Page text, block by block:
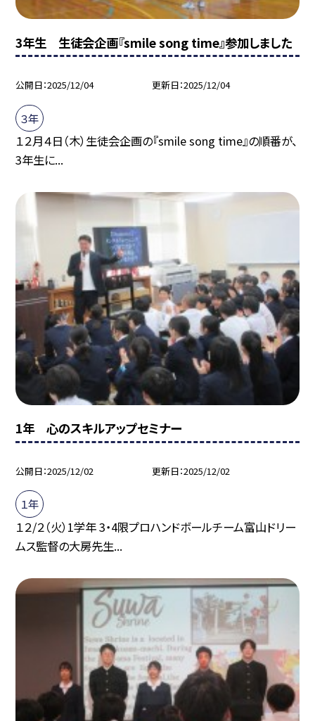
3年生 生徒会企画『smile song time』参加しました
公開日 2025/12/04 更新日 2025/12/04
３年
１２月４日（木）生徒会企画の『smile song time』の順番が、
3年生に...
1年 心のスキルアップセミナー
公開日 2025/12/02 更新日 2025/12/02
１年
１２/２（火）1学年 3・4限プロハンドボールチーム富山ドリー
ムス監督の大房先生...